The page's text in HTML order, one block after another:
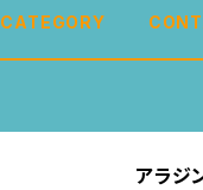
CATEGORY
アラジ